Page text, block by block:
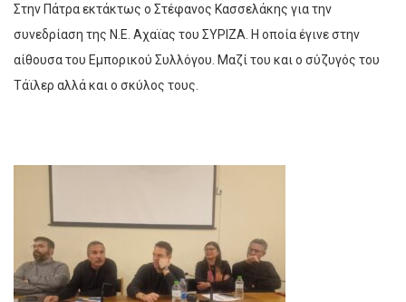
Στην Πάτρα εκτάκτως ο Στέφανος Κασσελάκης για την
συνεδρίαση της Ν.Ε. Αχαϊας του ΣΥΡΙΖΑ. Η οποία έγινε στην
αίθουσα του Εμπορικού Συλλόγου. Μαζί του και ο σύζυγός του
Τάϊλερ αλλά και ο σκύλος τους.